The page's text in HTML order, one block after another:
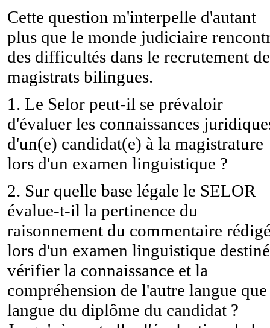
Cette question m'interpelle d'autant
plus que le monde judiciaire
des difficultés dans le recrutement de
magistrats bilingues.
1. Le Selor peut-il se prévaloir
d'évaluer les connaissances
d'un(e) candidat(e) à la magistrature
lors d'un examen linguistique ?
2. Sur quelle base légale le SELOR
évalue-t-il la pertinence du
raisonnement du commentaire
lors d'un examen linguistique
vérifier la connaissance et la
compréhension de l'autre langue
langue du diplôme du candidat ?